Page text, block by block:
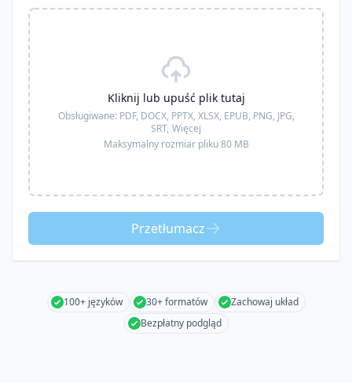
Kliknij lub upuść plik tutaj
Obsługiwane: PDF, DOCX, PPTX, XLSX, EPUB, PNG, JPG,
SRT, Więcej
Maksymalny rozmiar pliku 80 MB
Przetłumacz
100+ języków 30+ formatów
Zachowaj układ
Bezpłatny podgląd